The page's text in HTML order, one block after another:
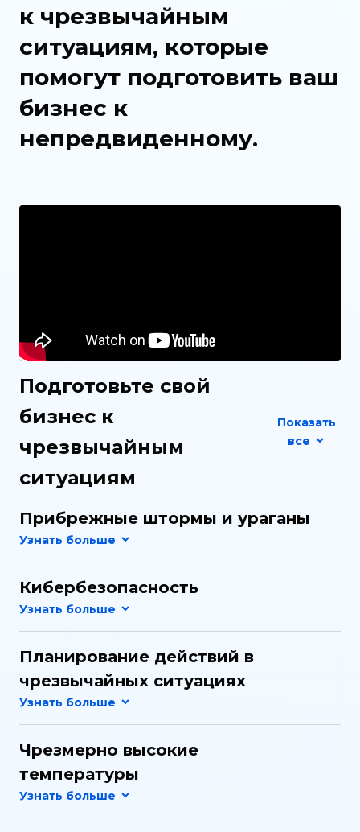
к чрезвычайным
ситуациям, которые
помогут подготовить ваш
бизнес к
непредвиденному.
Подготовьте свой
бизнес к
чрезвычайным
ситуациям
Показать
все
Прибрежные штормы и ураганы
Кибербезопасность
Планирование действий в
чрезвычайных ситуациях
Чрезмерно высокие
температуры